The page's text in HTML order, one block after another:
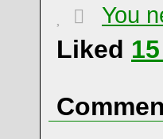
You
Liked 15